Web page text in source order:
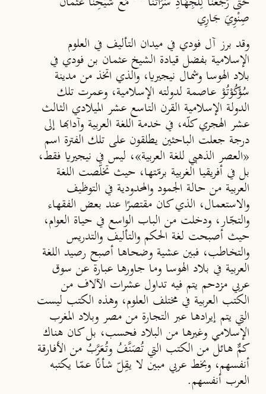
صِنْوِيَ جَارِي
وقد برز آل فودي في ميدان التأليف في العلوم
الإسلامية بفضل قيادة الشيخ عثمان بن فودي في
بلاد الهوسا وشمال نيجيريا، والذي اتخذ من مدينة
سُوْكُوْتُوْ عاصمة لدولته الإسلامية، وعمرت تلك
الدولة الإسلامية القرن التاسع عشر الميلادي الثالث
عشر الهجري كلّه، في خدمة اللغة العربية وآدابها إلى
درجة جعلت الباحثين يطلقون على تلك الفترة اسم
«العصر الذهبي للغة العربية»، ليس في نيجيريا فقط،
بل في أفريقيا الغربية برمّتها، حيث تخلّصت اللغة
العربية من حالة الجمود والمحدودية في التوظيف
والاستعمال، الذي كان مقتصرًا عند بعض الفقهاء
والتجّار، ودخلت من الباب الواسع في حياة العوام،
حيث أصبحت لغة الحكم والتأليف والتدريس
والتخاطب، فبين عشية وضحاها أصبح رصيد اللغة
العربية في بلاد الهوسا وما جاورها عبارة عن سوق
عربي مزدحم يتم فيه تداول عشرات الآلاف من
الكتب العربية في مختلف العلوم، وهذه الكتب ليست
التي يتم إيرادها عبر التجارة من مصر وبلاد المغرب
الإسلامي وغيرها من البلاد فحسب، بل كان هناك
كمٌّ هائل من الكتب التي تُصَنَّفُ وتُعَرَّبُ من الأفارقة
أنفسهم، وبخط عربي مبين لا يقِلّ شأنًا عمّا يكتبه
العرب أنفسهم.